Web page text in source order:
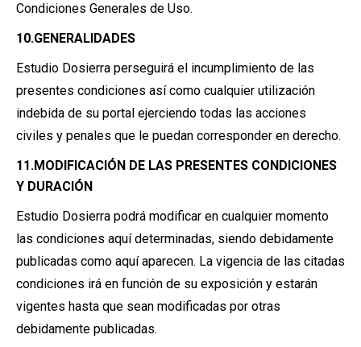
Condiciones Generales de Uso.
10.GENERALIDADES
Estudio Dosierra perseguirá el incumplimiento de las
presentes condiciones así como cualquier utilización
indebida de su portal ejerciendo todas las acciones
civiles y penales que le puedan corresponder en derecho.
11.MODIFICACIÓN DE LAS PRESENTES CONDICIONES
Y DURACIÓN
Estudio Dosierra podrá modificar en cualquier momento
las condiciones aquí determinadas, siendo debidamente
publicadas como aquí aparecen. La vigencia de las citadas
condiciones irá en función de su exposición y estarán
vigentes hasta que sean modificadas por otras
debidamente publicadas.